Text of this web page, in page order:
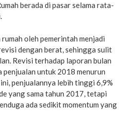
berada di pasar selama rata-
rumah oleh pemerintah menjadi
dengan berat, sehingga sulit
Revisi terhadap laporan bulan
penjualan untuk 2018 menurun
penjualannya lebih tinggi 6,9%
yang sama tahun 2017, tetapi
ada sedikit momentum yang